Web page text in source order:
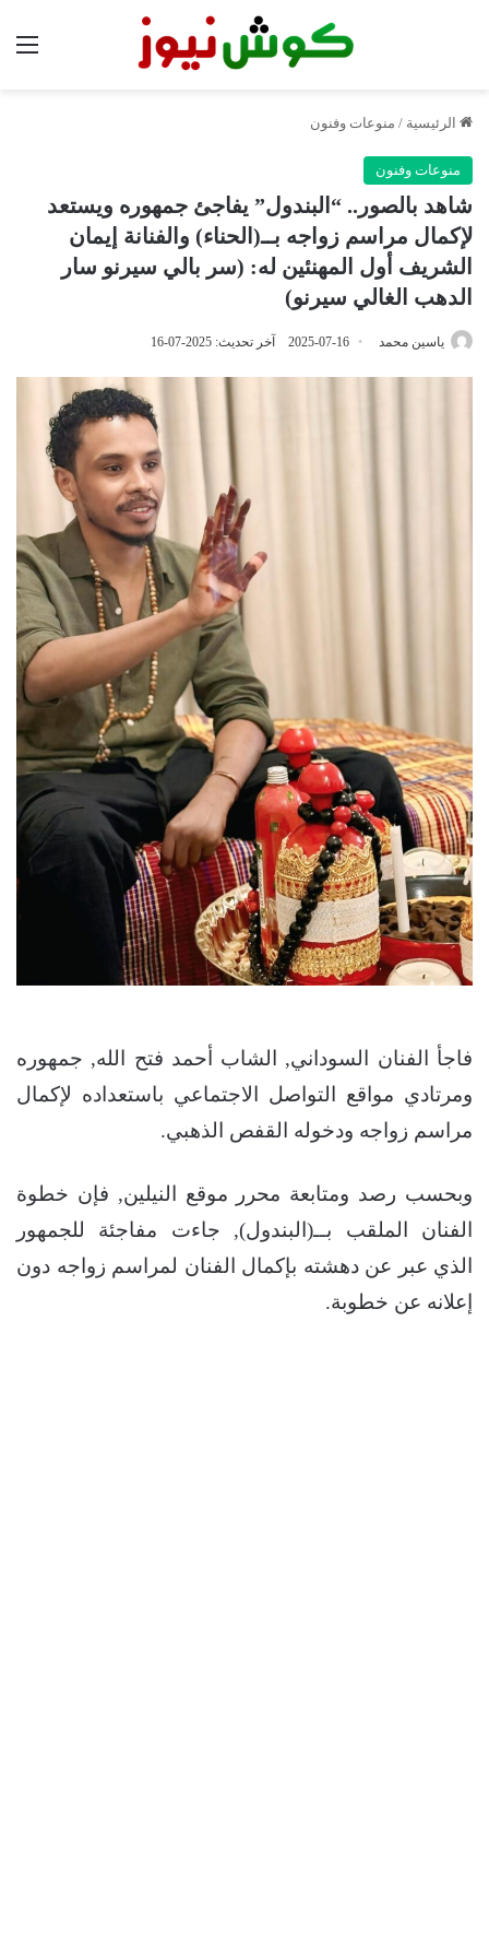
الرئيسية / منوعات وفنون
منوعات وفنون
شاهد بالصور.. “البندول” يفاجئ جمهوره ويستعد
لإكمال مراسم زواجه بــ(الحناء) والفنانة إيمان
الشريف أول المهنئين له: (سر بالي سيرنو سار
الدهب الغالي سيرنو)
ياسين محمد 2025-07-16 آخر تحديث: 2025-07-16
فاجأ الفنان السوداني, الشاب أحمد فتح الله, جمهوره
ومرتادي مواقع التواصل الاجتماعي باستعداده لإكمال
مراسم زواجه ودخوله القفص الذهبي.
وبحسب رصد ومتابعة محرر موقع النيلين, فإن خطوة
الفنان الملقب بــ(البندول), جاءت مفاجئة للجمهور
الذي عبر عن دهشته بإكمال الفنان لمراسم زواجه دون
إعلانه عن خطوبة.